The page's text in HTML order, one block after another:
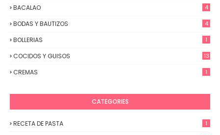
BACALAO 4
BODAS Y BAUTIZOS 4
BOLLERIAS 1
COCIDOS Y GUISOS 13
CREMAS 1
CATEGORIES
RECETA DE PASTA 1